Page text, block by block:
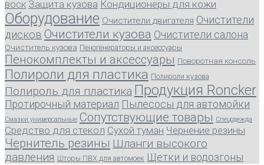
воск Защита кузова Кондиционеры для кожи
Оборудование Очистители двигателя Очистители
дисков Очистители кузова Очистители салона
Очиститель кузова Пеногенераторы и аксессуары
Пенокомплекты и аксессуары Поворотная консоль
Полироли для пластика Полироли кузова
Полироль для пластика Продукция Roncker
Протирочный материал Пылесосы для автомойки
Смазки универсальные Сопутствующие товары Спецодежда
Средство для стекол Сухой туман Чернение резины
Чернитель резины Шланги высокого
давления Шторы ПВХ для автомоек Щетки и водозгоны